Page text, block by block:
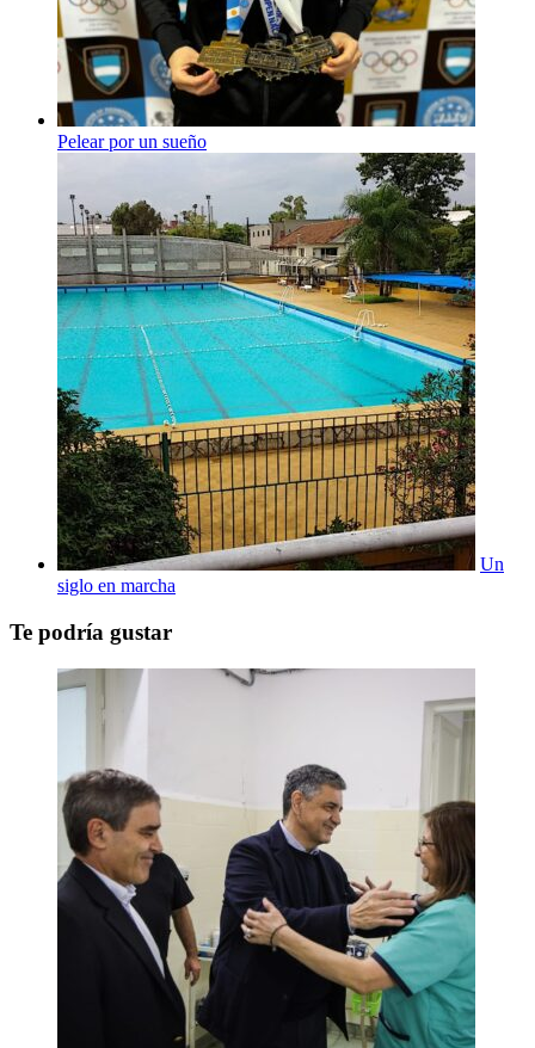
Pelear por un sueño
Un
siglo en marcha
Te podría gustar